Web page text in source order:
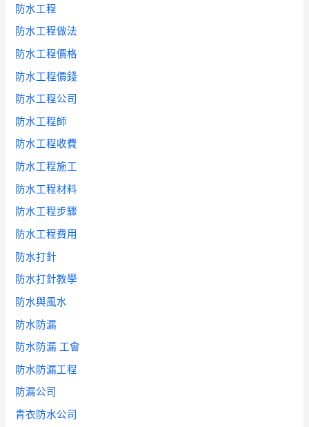
防水工程
防水工程做法
防水工程價格
防水工程價錢
防水工程公司
防水工程師
防水工程收費
防水工程施工
防水工程材料
防水工程步驟
防水工程費用
防水打針
防水打針教學
防水與風水
防水防漏
防水防漏 工會
防水防漏工程
防漏公司
青衣防水公司